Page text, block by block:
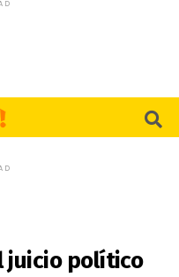
juicio político